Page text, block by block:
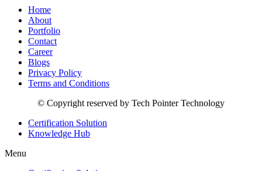
Home
About
Portfolio
Contact
Career
Blogs
Privacy Policy
Terms and Conditions
© Copyright reserved by Tech Pointer Technology
Certification Solution
Knowledge Hub
Menu